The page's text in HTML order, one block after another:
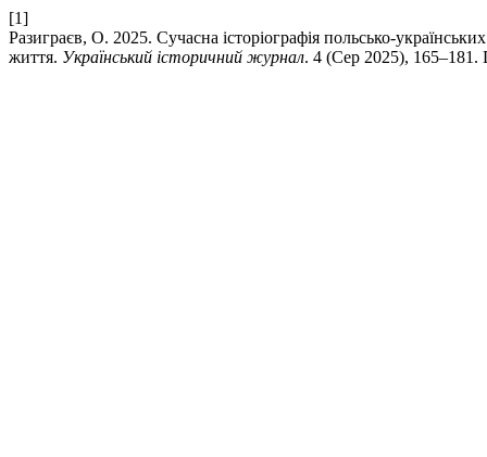
[1]
Разиграєв, О. 2025. Сучасна історіографія польсько-
життя. Український історичний журнал. 4 (Сер 2025), 165–181.